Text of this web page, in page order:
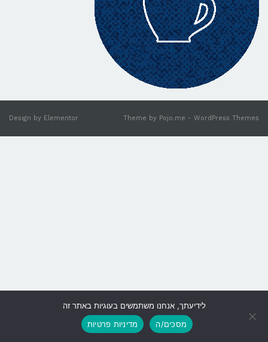
Theme by Pojo.me - WordPress Themes
Design by Elementor
גלילה
לראש
לידיעתך, אנחנו משתמשים בעוגיות באתר זה
מסכים/ה
מדיניות פרטיות